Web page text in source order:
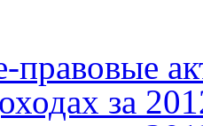
правовые
за